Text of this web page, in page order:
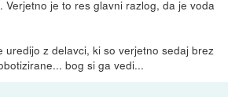
Verjetno je to res glavni razlog, da je voda
uredijo z delavci, ki so verjetno sedaj brez
bog si ga vedi...